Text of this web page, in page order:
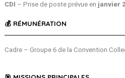
CDI – Prise de poste prévue en janvier
💰 RÉMUNÉRATION
Cadre – Groupe 6 de la Convention